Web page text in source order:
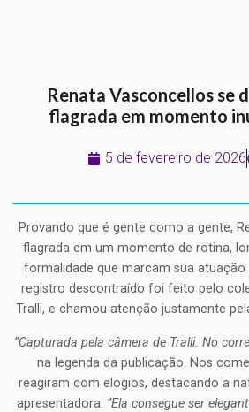
Renata Vasconcellos se
flagrada em momento
5 de fevereiro de 2026
Provando que é gente como a gente,
flagrada em um momento de rotina,
formalidade que marcam sua atuação
registro descontraído foi feito pelo
Tralli, e chamou atenção justamente
“Capturada pela câmera de Tralli. No
na legenda da publicação. Nos
reagiram com elogios, destacando a
apresentadora. “Ela consegue ser